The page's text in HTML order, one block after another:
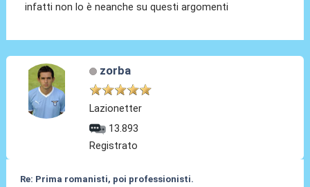
infatti non lo è neanche su questi argomenti
zorba
Lazionetter
13.893
Registrato
Re: Prima romanisti, poi professionisti.